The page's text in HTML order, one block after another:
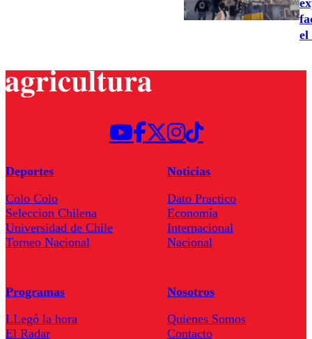
el
Deportes
Colo Colo
Seleccion Chilena
Universidad de Chile
Torneo Nacional
Noticias
Dato Practico
Economía
Internacional
Nacional
Programas
LLegó la hora
El Radar
Nosotros
Quienes Somos
Contacto